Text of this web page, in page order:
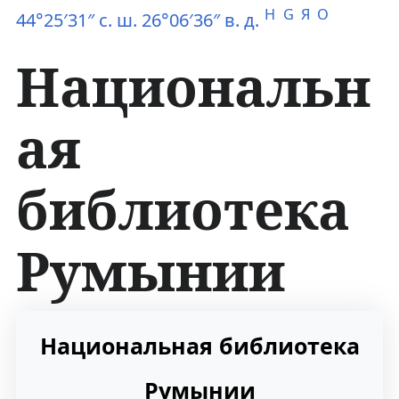
44°25′31″ с. ш. 26°06′36″ в. д. H G Я O
Национальн
ая
библиотека
Румынии
Национальная библиотека
Румынии